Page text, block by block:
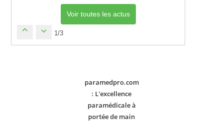
Voir toutes les actus
1/3
paramedpro.com
: L'excellence
paramédicale à
portée de main